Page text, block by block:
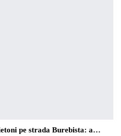
pe strada Burebista: a…